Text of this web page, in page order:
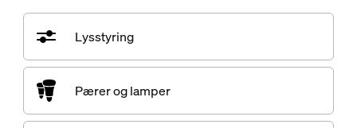
Lysstyring
Pærer og lamper